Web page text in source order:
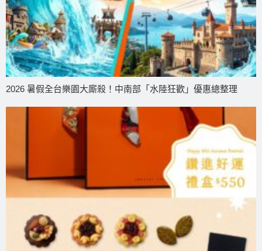
2026 暑假全台樂園大廝殺！中南部「水陸狂歡」優惠總整理